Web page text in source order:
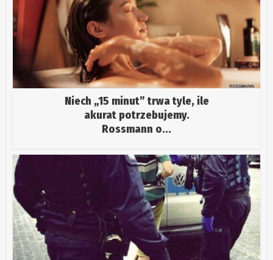
Niech „15 minut” trwa tyle, ile
akurat potrzebujemy.
Rossmann o...